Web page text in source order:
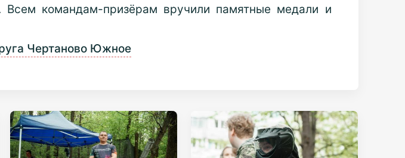
Всем командам-призёрам вручили памятные медали и
Чертаново Южное